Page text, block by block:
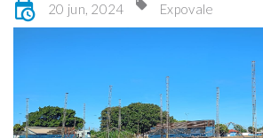
20 jun, 2024 Expovale